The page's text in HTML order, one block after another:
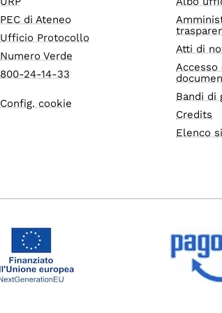
PEC di Ateneo
Ufficio Protocollo
Numero Verde
800-24-14-33
Config. cookie
Atti di
Accesso
Bandi di
Credits
Elenco